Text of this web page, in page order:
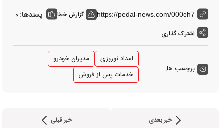
https://pedal-news.com/000eh7 گزارش خطا پسندها: 0
اشتراک گذاری
برچسب ها:
امداد نوروزی
مدیران خودرو
خدمات پس از فروش
خبر بعدی خبر قبلی